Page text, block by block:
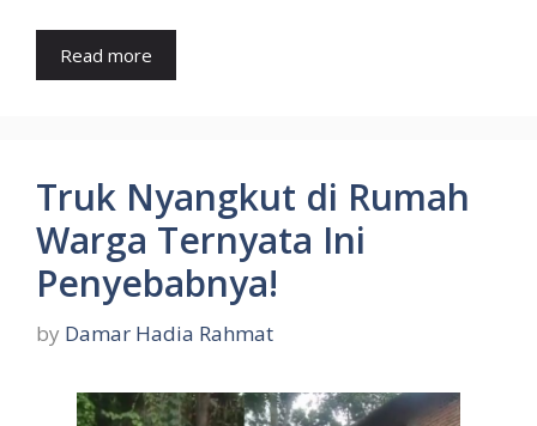
Read more
Truk Nyangkut di Rumah
Warga Ternyata Ini
Penyebabnya!
by Damar Hadia Rahmat